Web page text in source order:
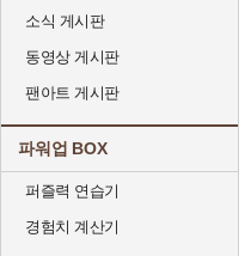
소식 게시판
동영상 게시판
팬아트 게시판
파워업 BOX
퍼즐력 연습기
경험치 계산기